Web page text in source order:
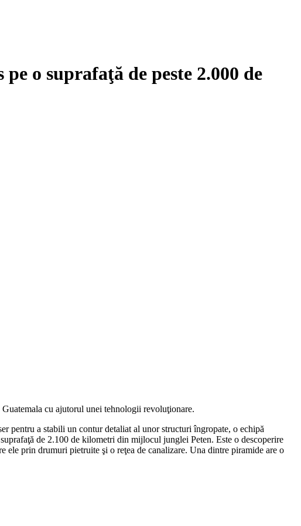
o suprafaţă de peste 2.000 de
cu ajutorul unei tehnologii revoluţionare.
pentru a stabili un contur detaliat al unor structuri îngropate, o echipă
de 2.100 de kilometri din mijlocul junglei Peten. Este o descoperire
prin drumuri pietruite şi o reţea de canalizare. Una dintre piramide are o